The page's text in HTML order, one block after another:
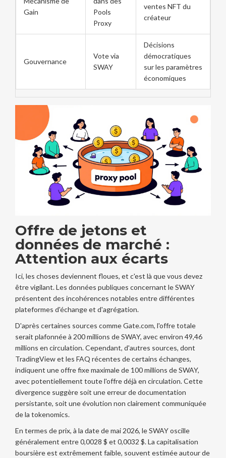
Gain
Pools
Proxy
ventes NFT du
créateur
Gouvernance
Vote via
SWAY
Décisions
démocratiques
sur les paramètres
économiques
Offre de jetons et
données de marché :
Attention aux écarts
Ici, les choses deviennent floues, et c'est là que vous devez
être vigilant. Les données publiques concernant le SWAY
présentent des incohérences notables entre différentes
plateformes d'échange et d'agrégation.
D'après certaines sources comme Gate.com, l'offre totale
serait plafonnée à 200 millions de SWAY, avec environ 49,46
millions en circulation. Cependant, d'autres sources, dont
TradingView et les FAQ récentes de certains échanges,
indiquent une offre fixe maximale de 100 millions de SWAY,
avec potentiellement toute l'offre déjà en circulation. Cette
divergence suggère soit une erreur de documentation
persistante, soit une évolution non clairement communiquée
de la tokenomics.
En termes de prix, à la date de mai 2026, le SWAY oscille
généralement entre 0,0028 $ et 0,0032 $. La capitalisation
boursière est extrêmement faible, souvent estimée autour de